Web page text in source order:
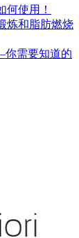
何使用！
炼和脂肪燃烧
你需要知道的